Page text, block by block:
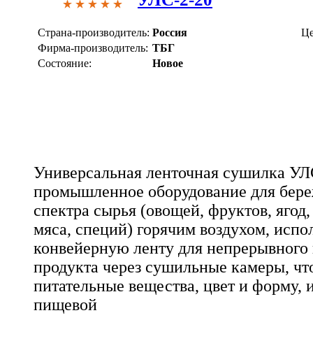
Страна-производитель: Россия
Фирма-производитель: ТБГ
Состояние:
Новое
Универсальная ленточная сушилка
промышленное оборудование для
спектра сырья (овощей, фруктов,
мяса, специй) горячим воздухом,
конвейерную ленту для
продукта через сушильные камеры,
питательные вещества, цвет и форму,
пищевой